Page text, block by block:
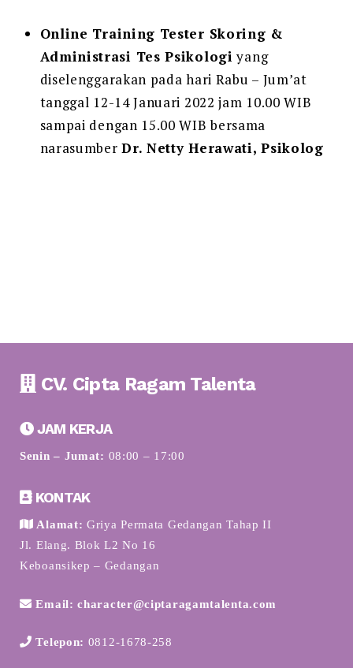
Online Training Tester Skoring &
Administrasi Tes Psikologi yang
diselenggarakan pada hari Rabu – Jum’at
tanggal 12-14 Januari 2022 jam 10.00 WIB
sampai dengan 15.00 WIB bersama
narasumberDr. Netty Herawati, Psikolog
CV. Cipta Ragam Talenta
JAM KERJA
Senin – Jumat: 08:00 – 17:00
KONTAK
Alamat: Griya Permata Gedangan Tahap II
Jl. Elang. Blok L2 No 16
Keboansikep – Gedangan
Email: character@ciptaragamtalenta.com
Telepon: 0812-1678-258